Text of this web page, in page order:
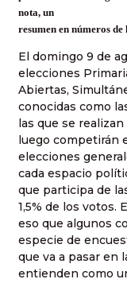
nota, un
resumen en números
El domingo 9 de
elecciones
Abiertas,
conocidas como
las que se
luego competirán
elecciones
cada espacio
que participa de
1,5% de los votos.
eso que algunos
especie de
que va a pasar en
entienden como